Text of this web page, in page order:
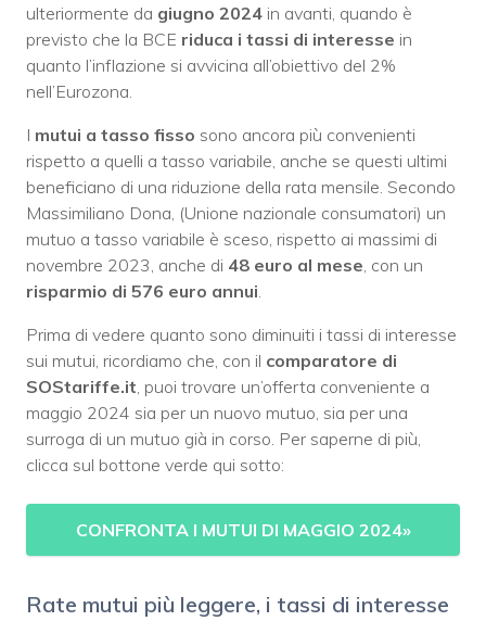
ulteriormente da giugno 2024 in avanti, quando è
previsto che la BCE riduca i tassi di interesse in
quanto l’inflazione si avvicina all’obiettivo del 2%
nell’Eurozona.
I mutui a tasso fisso sono ancora più convenienti
rispetto a quelli a tasso variabile, anche se questi ultimi
beneficiano di una riduzione della rata mensile. Secondo
Massimiliano Dona, (Unione nazionale consumatori) un
mutuo a tasso variabile è sceso, rispetto ai massimi di
novembre 2023, anche di 48 euro al mese , con un
risparmio di 576 euro annui
Prima di vedere quanto sono diminuiti i tassi di interesse
sui mutui, ricordiamo che, con il comparatore di
SOStariffe.it , puoi trovare un’offerta conveniente a
maggio 2024 sia per un nuovo mutuo, sia per una
surroga di un mutuo già in corso. Per saperne di più,
clicca sul bottone verde qui sotto:
CONFRONTA I MUTUI DI MAGGIO 2024»
Rate mutui più leggere, i tassi di interesse